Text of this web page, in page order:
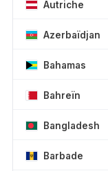
Autriche
Azerbaïdjan
Bahamas
Bahreïn
Bangladesh
Barbade